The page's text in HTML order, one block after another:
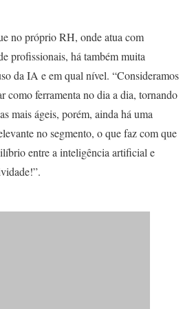
no próprio RH, onde atua com
profissionais, há também muita
da IA e em qual nível. “Consideramos
como ferramenta no dia a dia, tornando
mais ágeis, porém, ainda há uma
no segmento, o que faz com que
entre a inteligência artificial e